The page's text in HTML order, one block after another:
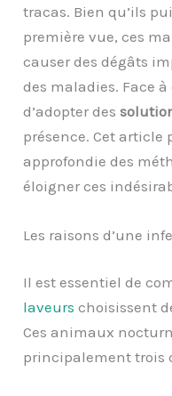
tracas. Bien qu’ils
première vue, ces
causer des dégâts
des maladies. Face
d’adopter des
présence. Cet article
approfondie des
éloigner ces
Les raisons d’une
Il est essentiel de
laveurs choisissent
Ces animaux
principalement trois